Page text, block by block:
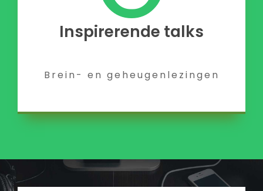
Inspirerende talks
Brein- en geheugenlezingen